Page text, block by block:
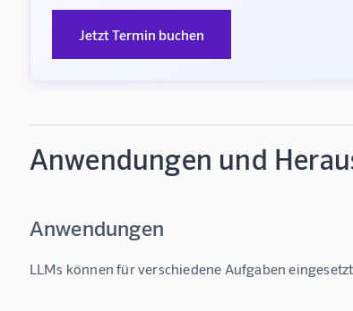
Jetzt Termin buchen
Anwendungen und
Anwendungen
LLMs können für verschiedene Aufgaben